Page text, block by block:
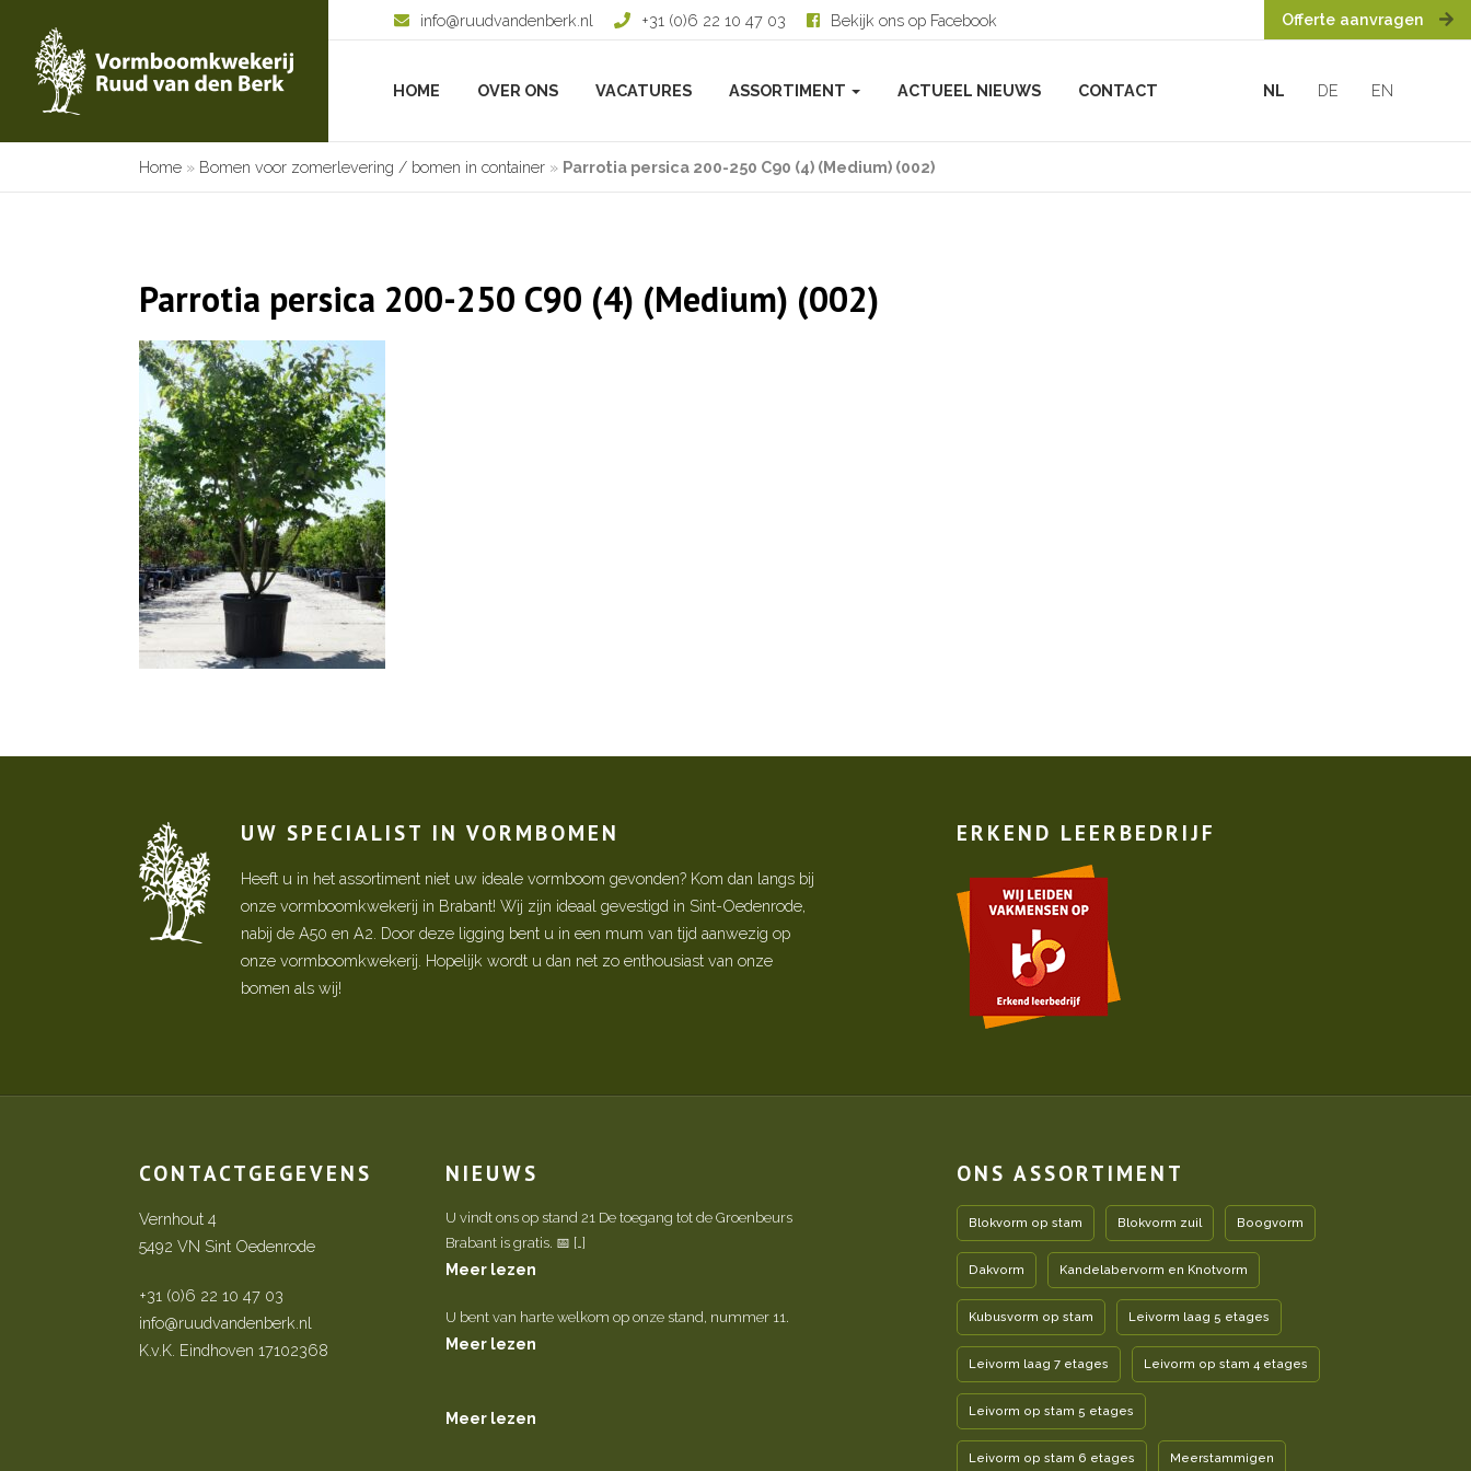
info@ruudvandenberk.nl +31 (0)6 22 10 47 03 Bekijk ons op Facebook Offerte aanvragen
HOME OVER ONS VACATURES ASSORTIMENT ACTUEEL NIEUWS CONTACT NL DE EN
Home » Bomen voor zomerlevering / bomen in container » Parrotia persica 200-250 C90 (4) (Medium) (002)
Parrotia persica 200-250 C90 (4) (Medium) (002)
UW SPECIALIST IN VORMBOMEN
Heeft u in het assortiment niet uw ideale vormboom gevonden? Kom dan langs bij
onze vormboomkwekerij in Brabant! Wij zijn ideaal gevestigd in Sint-Oedenrode,
nabij de A50 en A2. Door deze ligging bent u in een mum van tijd aanwezig op
onze vormboomkwekerij. Hopelijk wordt u dan net zo enthousiast van onze
bomen als wij!
ERKEND LEERBEDRIJF
CONTACTGEGEVENS
Vernhout 4
5492 VN Sint Oedenrode
+31 (0)6 22 10 47 03
info@ruudvandenberk.nl
K.v.K. Eindhoven 17102368
NIEUWS
U vindt ons op stand 21 De toegang tot de Groenbeurs
Brabant is gratis. 📅 […]
Meer lezen
U bent van harte welkom op onze stand, nummer 11.
Meer lezen
Meer lezen
ONS ASSORTIMENT
Blokvorm op stam Blokvorm zuil Boogvorm
Dakvorm Kandelabervorm en Knotvorm
Kubusvorm op stam Leivorm laag 5 etages
Leivorm laag 7 etages Leivorm op stam 4 etages
Leivorm op stam 5 etages
Leivorm op stam 6 etages Meerstammigen